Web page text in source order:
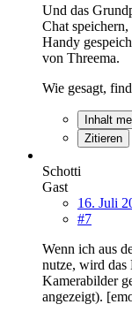
Und das
Chat
Handy
von Threema.
Wie gesagt,
Inhalt
Zitieren
Schotti
Gast
16. Juli
#7
Wenn ich aus
nutze, wird
Kamerabilder
angezeigt).